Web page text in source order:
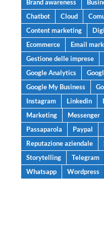
Brand awareness
Chatbot
Cloud
Content marketing
Ecommerce
Email
Gestione delle imprese
Google Analytics
Google My Business
Instagram
Linkedin
Marketing
Messenger
Passaparola
Paypal
Reputazione aziendale
Storytelling
Telegram
Whatsapp
Wordpress